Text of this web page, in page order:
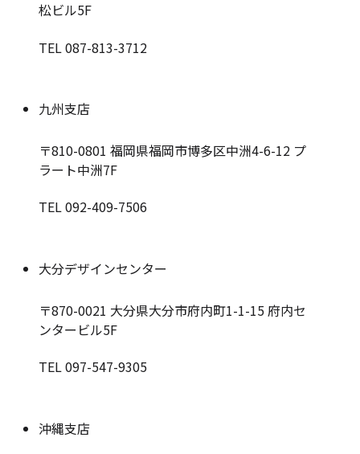
松ビル5F
TEL 087-813-3712
九州支店
〒810-0801 福岡県福岡市博多区中洲4-6-12 プ
ラート中洲7F
TEL 092-409-7506
大分デザインセンター
〒870-0021 大分県大分市府内町1-1-15 府内セ
ンタービル5F
TEL 097-547-9305
沖縄支店